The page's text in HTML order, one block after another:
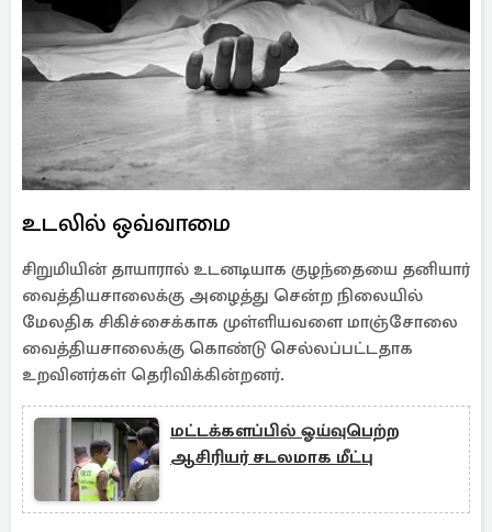
உடலில் ஒவ்வாமை
சிறுமியின் தாயாரால் உடனடியாக குழந்தையை தனியார்
வைத்தியசாலைக்கு அழைத்து சென்ற நிலையில்
மேலதிக சிகிச்சைக்காக முள்ளியவளை மாஞ்சோலை
வைத்தியசாலைக்கு கொண்டு செல்லப்பட்டதாக
உறவினர்கள் தெரிவிக்கின்றனர்.
மட்டக்களப்பில் ஓய்வுபெற்ற
ஆசிரியர் சடலமாக மீட்பு